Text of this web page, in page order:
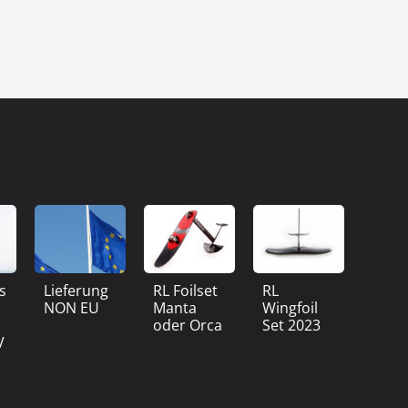
Lieferung
NON EU
RL Foilset
Manta
oder Orca
RL
Wingfoil
Set 2023